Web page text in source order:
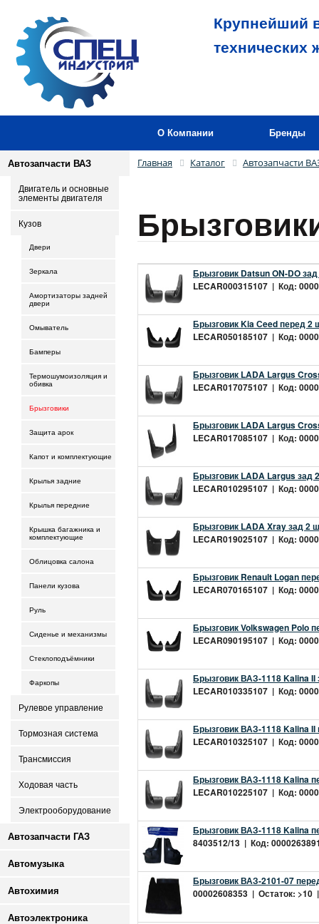
Крупнейший
технических
О Компании Бренды
Автозапчасти ВАЗ
Двигатель и основные
элементы двигателя
Кузов
Двери
Зеркала
Амортизаторы задней
двери
Омыватель
Бамперы
Термошумоизоляция и
обивка
Брызговики
Защита арок
Капот и комплектующие
Крылья задние
Крылья передние
Крышка багажника и
комплектующие
Облицовка салона
Панели кузова
Руль
Сиденье и механизмы
Стеклоподъёмники
Фаркопы
Рулевое управление
Тормозная система
Трансмиссия
Ходовая часть
Электрооборудование
Автозапчасти ГАЗ
Автомузыка
Автохимия
Автоэлектроника
Главная Каталог Автозапчасти
Брызговик Datsun ON-DO
LECAR000315107 | Код:
Брызговик Kia Сeed перед
LECAR050185107 | Код:
Брызговик LADA Largus
LECAR017075107 | Код:
Брызговик LADA Largus
LECAR017085107 | Код:
Брызговик LADA Largus
LECAR010295107 | Код:
Брызговик LADA Xray зад 2
LECAR019025107 | Код:
Брызговик Renault Logan
LECAR070165107 | Код:
Брызговик Volkswagen Polo
LECAR090195107 | Код:
Брызговик ВАЗ-1118 Kalina
LECAR010335107 | Код:
Брызговик ВАЗ-1118 Kalina
LECAR010325107 | Код:
Брызговик ВАЗ-1118 Kalina
LECAR010225107 | Код:
Брызговик ВАЗ-1118 Kalina
8403512/13 | Код:
Брызговик ВАЗ-2101-07
00002608353 | Остаток: >10